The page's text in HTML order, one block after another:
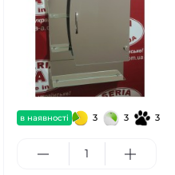
в наявності 3 3 3